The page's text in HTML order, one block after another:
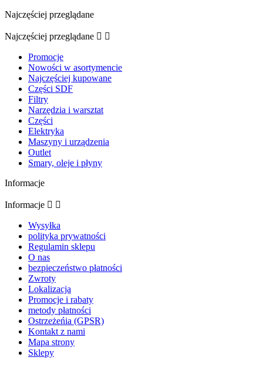
Najczęściej przeglądane
Najczęściej przeglądane  
Promocje
Nowości w asortymencie
Najczęściej kupowane
Części SDF
Filtry
Narzędzia i warsztat
Części
Elektryka
Maszyny i urządzenia
Outlet
Smary, oleje i płyny
Informacje
Informacje  
Wysyłka
polityka prywatności
Regulamin sklepu
O nas
bezpieczeństwo płatności
Zwroty
Lokalizacja
Promocje i rabaty
metody płatności
Ostrzeżeńia (GPSR)
Kontakt z nami
Mapa strony
Sklepy